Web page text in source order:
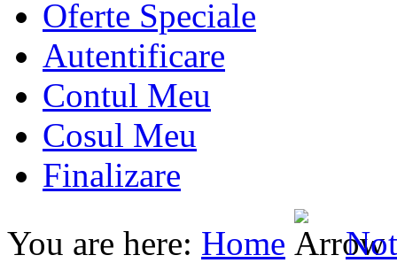
Oferte Speciale
Autentificare
Contul Meu
Cosul Meu
Finalizare
You are here: Home